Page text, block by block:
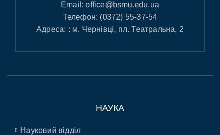
Email:office@bsmu.edu.ua
Телефон: (0372) 55-37-54
Адреса: : м. Чернівці, пл. Театральна, 2
НАУКА
Науковий відділ